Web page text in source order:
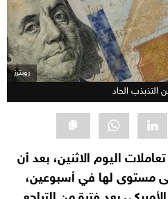
رويترز
التذبذب الحاد
اليوم الاثنين، بعد أن
مستوى لها في أسبوعين،